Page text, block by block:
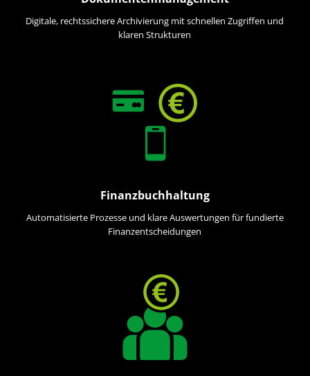
Digitale, rechtssichere Archivierung mit schnellen Zugriffen und
klaren Strukturen
Finanzbuchhaltung
Automatisierte Prozesse und klare Auswertungen für fundierte
Finanzentscheidungen